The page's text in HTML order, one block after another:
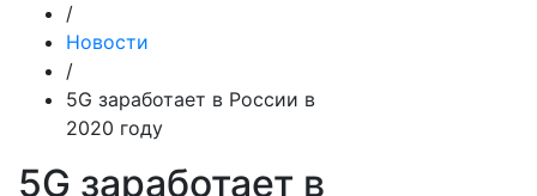
/
Новости
/
5G заработает в России в
2020 году
5G заработает в